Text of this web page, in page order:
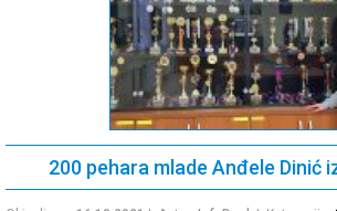
200 pehara mlade Anđele Dinić